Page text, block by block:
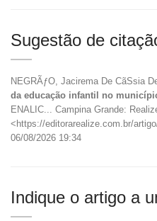
Sugestão de
NEGRÃƒO, Jacirema De CãSsia
da educação infantil no
ENALIC... Campina Grande:
<https://editorarealize.com.br/
06/08/2026 19:34
Indique o artigo a